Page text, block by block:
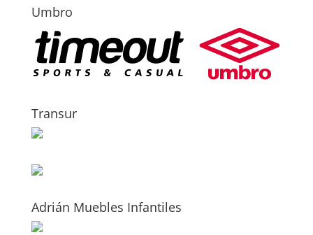
Umbro
Transur
Adrián Muebles Infantiles